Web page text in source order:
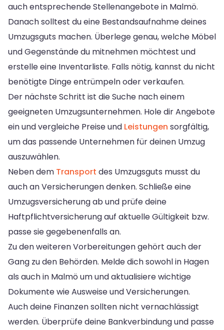
auch entsprechende Stellenangebote in Malmö.
Danach solltest du eine Bestandsaufnahme deines
Umzugsguts machen. Überlege genau, welche Möbel
und Gegenstände du mitnehmen möchtest und
erstelle eine Inventarliste. Falls nötig, kannst du nicht
benötigte Dinge entrümpeln oder verkaufen.
Der nächste Schritt ist die Suche nach einem
geeigneten Umzugsunternehmen. Hole dir Angebote
ein und vergleiche Preise und Leistungen sorgfältig,
um das passende Unternehmen für deinen Umzug
auszuwählen.
Neben dem Transport des Umzugsguts musst du
auch an Versicherungen denken. Schließe eine
Umzugsversicherung ab und prüfe deine
Haftpflichtversicherung auf aktuelle Gültigkeit bzw.
passe sie gegebenenfalls an.
Zu den weiteren Vorbereitungen gehört auch der
Gang zu den Behörden. Melde dich sowohl in Hagen
als auch in Malmö um und aktualisiere wichtige
Dokumente wie Ausweise und Versicherungen.
Auch deine Finanzen sollten nicht vernachlässigt
werden. Überprüfe deine Bankverbindung und passe